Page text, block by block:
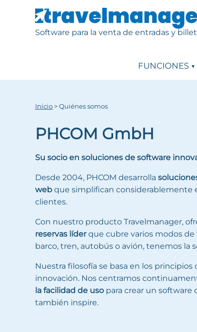
Software para la venta de entradas y
FUNCIONES
Inicio > Quiénes somos
PHCOM GmbH
Su socio en soluciones de software
Desde 2004, PHCOM desarrolla
web que simplifican considerablemente
clientes.
Con nuestro producto Travelmanager,
reservas líderque cubre varios modos de
barco, tren, autobús o avión, tenemos la
Nuestra filosofía se basa en los
innovación. Nos centramos
la facilidad de uso para crear un software
también inspire.